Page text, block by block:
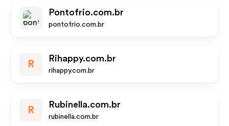
Pontofrio.com.br
pontofrio.com.br
R
Rihappy.com.br
rihappy.com.br
R
Rubinella.com.br
rubinella.com.br